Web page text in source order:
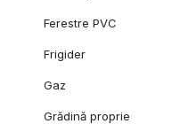
Ferestre PVC
Frigider
Gaz
Grădină proprie